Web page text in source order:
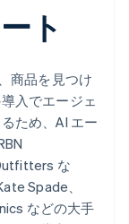
ト
商品を見つけ
入でエージェ
ため、AI エー
な
Spade、
などの大手